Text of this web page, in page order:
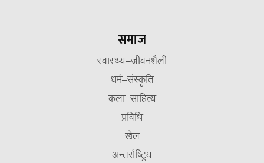
समाज
स्वास्थ्य–जीवनशैली
धर्म–संस्कृति
कला–साहित्य
प्रविधि
खेल
अन्तर्राष्ट्रिय